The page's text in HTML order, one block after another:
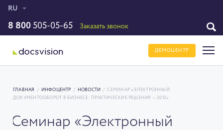
RU
8 800 505-05-65 Заказать звонок
ДЕМОЦЕНТР
ГЛАВНАЯ / ИНФОЦЕНТР / НОВОСТИ /
СЕМИНАР «ЭЛЕКТРОННЫЙ
ДОКУМЕНТООБОРОТ В БИЗНЕСЕ: ПРАКТИЧЕСКИЕ РЕШЕНИЯ — 2012»
Семинар «Электронный